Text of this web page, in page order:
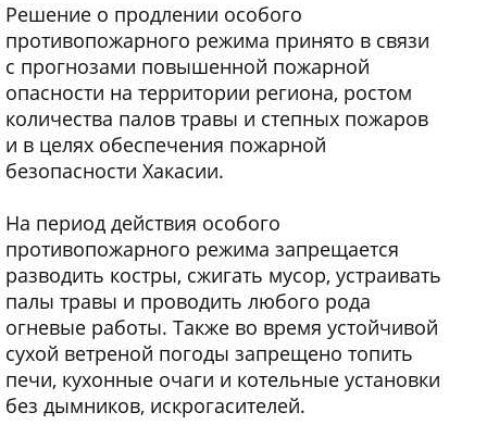
Решение о продлении особого
противопожарного режима принято в связи
с прогнозами повышенной пожарной
опасности на территории региона, ростом
количества палов травы и степных пожаров
и в целях обеспечения пожарной
безопасности Хакасии.
На период действия особого
противопожарного режима запрещается
разводить костры, сжигать мусор, устраивать
палы травы и проводить любого рода
огневые работы. Также во время устойчивой
сухой ветреной погоды запрещено топить
печи, кухонные очаги и котельные установки
без дымников, искрогасителей.